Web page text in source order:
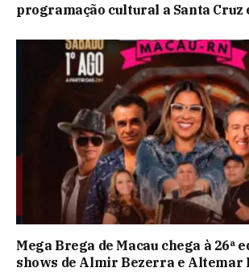
programação cultural a Santa Cruz
Mega Brega de Macau chega à 26ª
shows de Almir Bezerra e Altemar